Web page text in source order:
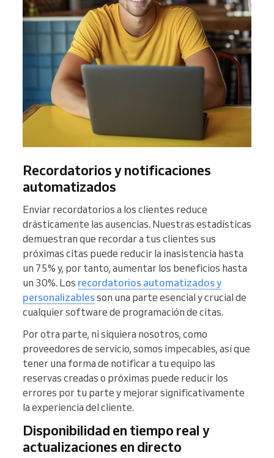
Recordatorios y notificaciones
automatizados
Enviar recordatorios a los clientes reduce
drásticamente las ausencias. Nuestras estadísticas
demuestran que recordar a tus clientes sus
próximas citas puede reducir la inasistencia hasta
un 75% y, por tanto, aumentar los beneficios hasta
un 30%. Los recordatorios automatizados y
personalizablesson una parte esencial y crucial de
cualquier software de programación de citas.
Por otra parte, ni siquiera nosotros, como
proveedores de servicio, somos impecables, así que
tener una forma de notificar a tu equipo las
reservas creadas o próximas puede reducir los
errores por tu parte y mejorar significativamente
la experiencia del cliente.
Disponibilidad en tiempo real y
actualizaciones en directo